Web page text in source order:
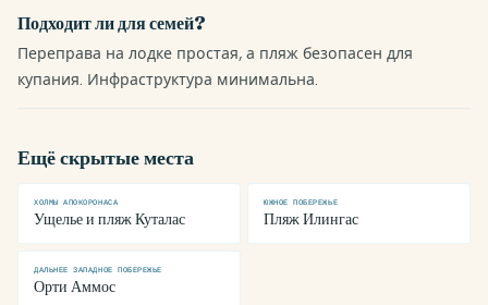
Подходит ли для семей?
Переправа на лодке простая, а пляж безопасен для
купания. Инфраструктура минимальна.
Ещё скрытые места
ХОЛМЫ АПОКОРОНАСА
Ущелье и пляж Куталас
ЮЖНОЕ ПОБЕРЕЖЬЕ
Пляж Илингас
ДАЛЬНЕЕ ЗАПАДНОЕ ПОБЕРЕЖЬЕ
Орти Аммос